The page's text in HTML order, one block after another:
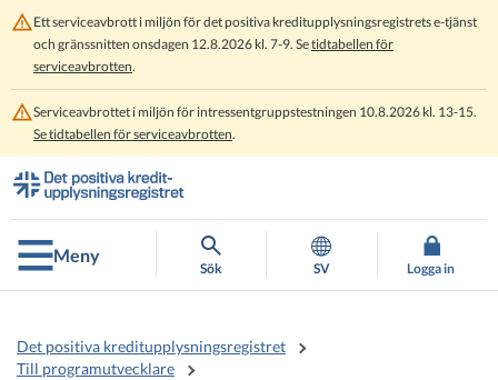
Ett serviceavbrott i miljön för det positiva kreditupplysningsregistrets e-tjänst
och gränssnitten onsdagen 12.8.2026 kl. 7-9. Setidtabellen för
serviceavbrotten.
Serviceavbrottet i miljön för intressentgruppstestningen 10.8.2026 kl. 13-15.
Se tidtabellen för serviceavbrotten.
Gå
direkt
till
innehållet
Gå
till
hela
webbplatsens
sökningMeny
Sök SV Logga in
Det positiva kreditupplysningsregistret
Till programutvecklare